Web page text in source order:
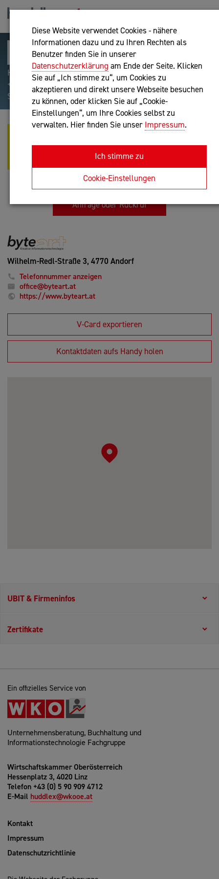
Diese Website verwendet Cookies - nähere
Informationen dazu und zu Ihren Rechten als
Benutzer finden Sie in unserer
Datenschutzerklärung am Ende der Seite. Klicken
Sie auf „Ich stimme zu“, um Cookies zu
akzeptieren und direkt unsere Webseite besuchen
zu können, oder klicken Sie auf „Cookie-
Einstellungen“, um Ihre Cookies selbst zu
verwalten. Hier finden Sie unser Impressum.
Ich stimme zu
Cookie-Einstellungen
Hilfreiche Suchparameter: Begriff einschließen:
+webshop, Begriff ausschließen: -webshop, Exakter
Suchbegriff: "internet of things"
MICHAEL SCHUSTEREDER -
BYTEART - KREATIVE
INFORMATIONSTECHNOLOGIE
IT-Dienstleistung
Anfrage oder Rückruf
Wilhelm-Redl-Straße 3, 4770 Andorf
Telefonnummer anzeigen
office@byteart.at
https://www.byteart.at
V-Card exportieren
Kontaktdaten aufs Handy holen
UBIT & Firmeninfos
Zertifikate
Ein offizielles Service von
Unternehmensberatung, Buchhaltung und
Informationstechnologie Fachgruppe
Wirtschaftskammer Oberösterreich
Hessenplatz 3, 4020 Linz
Telefon +43 (0) 5 90 909 4712
E-Mail huddlex@wkooe.at
Kontakt
Impressum
Datenschutzrichtlinie